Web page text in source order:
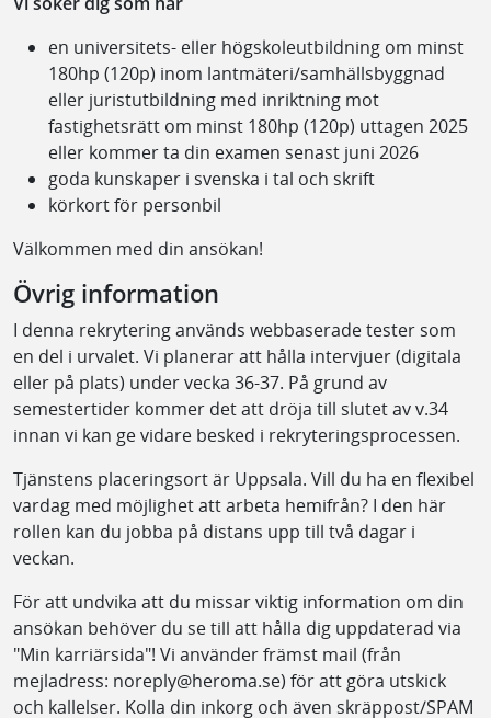
en universitets- eller högskoleutbildning om minst
180hp (120p) inom lantmäteri/samhällsbyggnad
eller juristutbildning med inriktning mot
fastighetsrätt om minst 180hp (120p) uttagen 2025
eller kommer ta din examen senast juni 2026
goda kunskaper i svenska i tal och skrift
körkort för personbil
Välkommen med din ansökan!
Övrig information
I denna rekrytering används webbaserade tester som
en del i urvalet. Vi planerar att hålla intervjuer (digitala
eller på plats) under vecka 36-37. På grund av
semestertider kommer det att dröja till slutet av v.34
innan vi kan ge vidare besked i rekryteringsprocessen.
Tjänstens placeringsort är Uppsala. Vill du ha en flexibel
vardag med möjlighet att arbeta hemifrån? I den här
rollen kan du jobba på distans upp till två dagar i
veckan.
För att undvika att du missar viktig information om din
ansökan behöver du se till att hålla dig uppdaterad via
"Min karriärsida"! Vi använder främst mail (från
mejladress: noreply@heroma.se) för att göra utskick
och kallelser. Kolla din inkorg och även skräppost/SPAM